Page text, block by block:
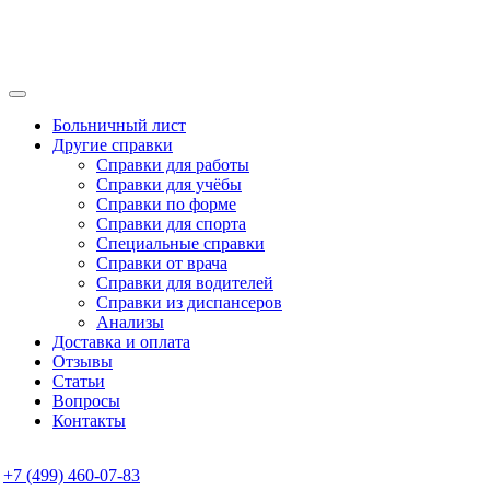
Больничный лист
Другие справки
Справки для работы
Справки для учёбы
Справки по форме
Справки для спорта
Специальные справки
Справки от врача
Справки для водителей
Справки из диспансеров
Анализы
Доставка и оплата
Отзывы
Статьи
Вопросы
Контакты
+7 (499) 460-07-83